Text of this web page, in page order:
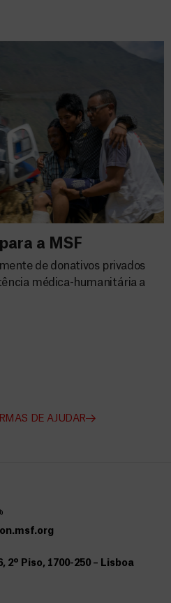
para a MSF
a MSF
de donativos privados
médica-humanitária a
DE AJUDAR
2º Piso, 1700-250 – Lisboa